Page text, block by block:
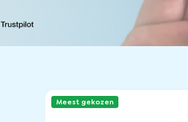
Meest gekozen